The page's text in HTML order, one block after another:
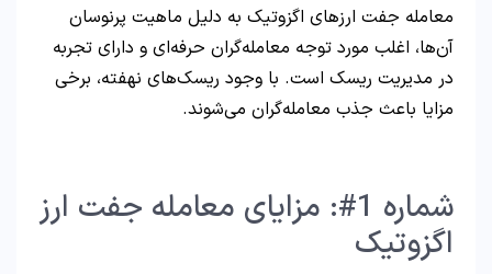
معامله جفت ارزهای اگزوتیک به دلیل ماهیت پرنوسان
آن‌ها، اغلب مورد توجه معامله‌گران حرفه‌ای و دارای تجربه
در مدیریت ریسک است. با وجود ریسک‌های نهفته، برخی
مزایا باعث جذب معامله‌گران می‌شوند.
شماره 1#: مزایای معامله جفت ارز
اگزوتیک